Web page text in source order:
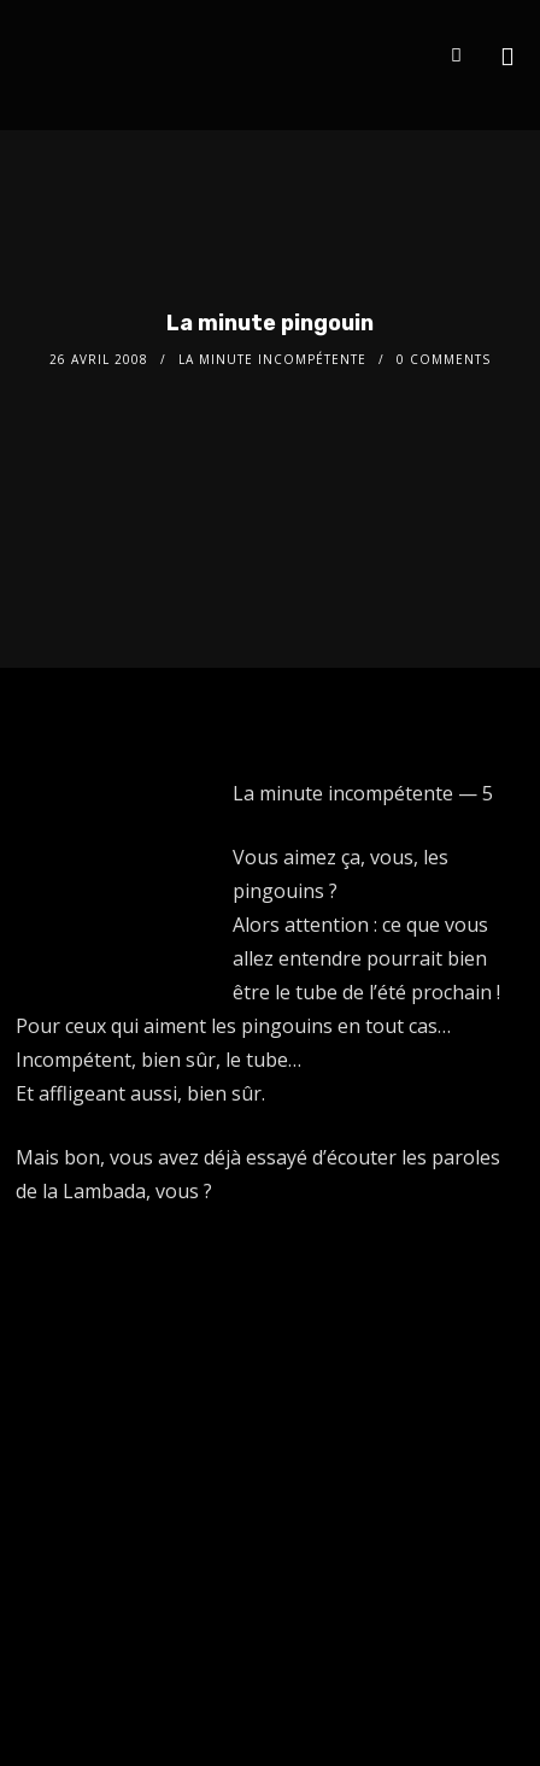
La minute pingouin
26 AVRIL 2008 LA MINUTE INCOMPÉTENTE 0 COMMENTS
La minute incompétente — 5
Vous aimez ça, vous, les
pingouins ?
Alors attention : ce que vous
allez entendre pourrait bien
être le tube de l’été prochain !
Pour ceux qui aiment les pingouins en tout cas…
Incompétent, bien sûr, le tube…
Et affligeant aussi, bien sûr.
Mais bon, vous avez déjà essayé d’écouter les paroles
de la Lambada, vous ?